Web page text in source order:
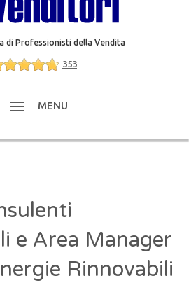
di Professionisti della Vendita
353
MENU
e Area Manager
Rinnovabili